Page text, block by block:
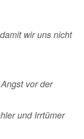
wir uns nicht
vor der
und Irrtümer